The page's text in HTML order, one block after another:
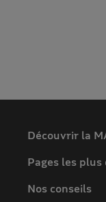
Découvrir la
Pages les
Nos conseils